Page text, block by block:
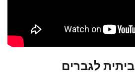
לגברים